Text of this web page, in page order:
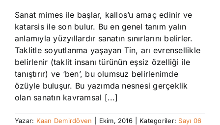
Sanat mimes ile başlar, kallos’u amaç edinir ve
katarsis ile son bulur. Bu en genel tanım yalın
anlamıyla yüzyıllardır sanatın sınırlarını belirler.
Taklitle soyutlanma yaşayan Tin, arı evrensellikle
belirlenir (taklit insanı türünün eşsiz özelliği ile
tanıştırır) ve ‘ben’, bu olumsuz belirlenimde
özüyle buluşur. Bu yazımda nesnesi gerçeklik
olan sanatın kavramsal [...]
Yazar: Kaan Demirdöven Ekim, 2016 Kategoriler: Sayı 06